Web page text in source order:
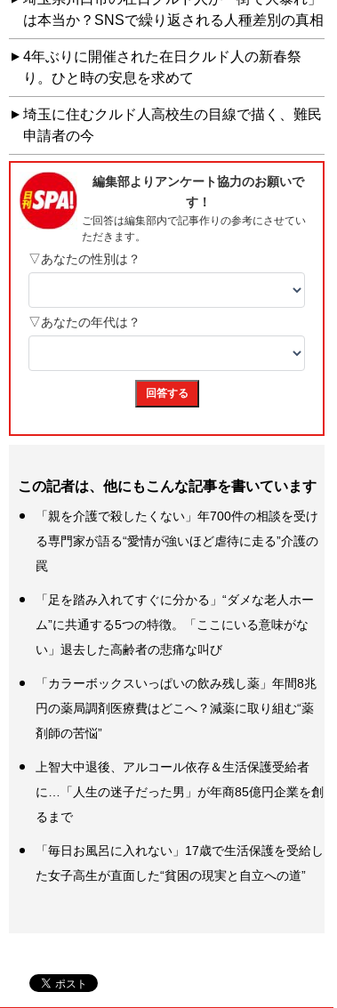
は本当か？SNSで繰り返される人種差別の真相
4年ぶりに開催された在日クルド人の新春祭
り。ひと時の安息を求めて
埼玉に住むクルド人高校生の目線で描く、難民
申請者の今
この記者は、他にもこんな記事を書いています
「親を介護で殺したくない」年700件の相談を受け
る専門家が語る“愛情が強いほど虐待に走る”介護の
罠
「足を踏み入れてすぐに分かる」“ダメな老人ホー
ム”に共通する5つの特徴。「ここにいる意味がな
い」退去した高齢者の悲痛な叫び
「カラーボックスいっぱいの飲み残し薬」年間8兆
円の薬局調剤医療費はどこへ？減薬に取り組む“薬
剤師の苦悩”
上智大中退後、アルコール依存＆生活保護受給者
に…「人生の迷子だった男」が年商85億円企業を創
るまで
「毎日お風呂に入れない」17歳で生活保護を受給し
た女子高生が直面した“貧困の現実と自立への道”